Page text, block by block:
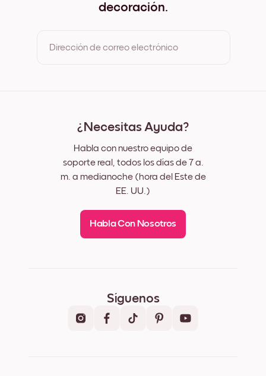
decoración.
Dirección de correo electrónico
¿Necesitas Ayuda?
Habla con nuestro equipo de
soporte real, todos los días de 7 a.
m. a medianoche (hora del Este de
EE. UU.)
Habla Con Nosotros
Síguenos